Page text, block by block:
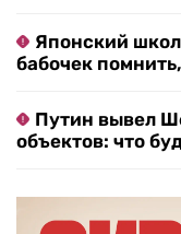
Японский
бабочек
Путин вывел
объектов: что